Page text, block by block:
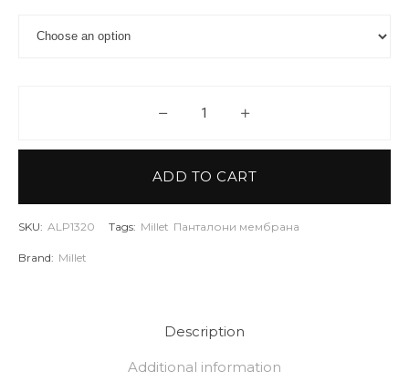
Панталон K EXPERT GTX
ADD TO CART
SKU: ALP1320 Tags: Millet Панталони мембрана
Brand: Millet
Description
Additional information